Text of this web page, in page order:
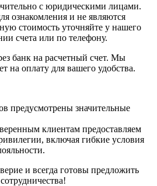
с юридическими лицами.
ознакомления и не являются
стоимость уточняйте у нашего
счета или по телефону.
банк на расчетный счет. Мы
на оплату для вашего удобства.
предусмотрены значительные
клиентам предоставляем
включая гибкие условия
и всегда готовы предложить